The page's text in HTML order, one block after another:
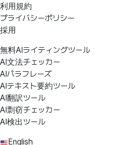
利用規約
プライバシーポリシー
採用
無料AIライティングツール
AI文法チェッカー
AIパラフレーズ
AIテキスト要約ツール
AI翻訳ツール
AI剽窃チェッカー
AI検出ツール
English